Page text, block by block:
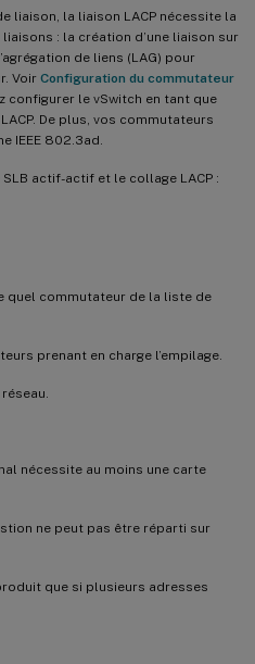
liaison, la liaison LACP nécessite la
: la création d’une liaison sur
de liens (LAG) pour
Voir Configuration du commutateur
configurer le vSwitch en tant que
De plus, vos commutateurs
IEEE 802.3ad.
actif-actif et le collage LACP :
quel commutateur de la liste de
prenant en charge l’empilage.
nécessite au moins une carte
ne peut pas être réparti sur
que si plusieurs adresses